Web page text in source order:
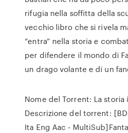
rifugia nella soffitta della
vecchio libro che si rivela
“entra” nella storia e
per difendere il mondo di
un drago volante e di un
Nome del Torrent: La storia
Descrizione del torrent:
Ita Eng Aac -